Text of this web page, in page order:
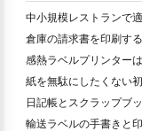
中小規模レストランで
紙を無駄にしたくない
輸送ラベルの手書きと